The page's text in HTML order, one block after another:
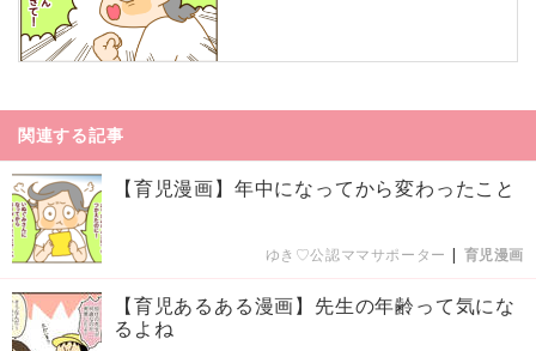
関連する記事
【育児漫画】年中になってから変わったこと
ゆき♡公認ママサポーター | 育児漫画
【育児あるある漫画】先生の年齢って気にな
るよね